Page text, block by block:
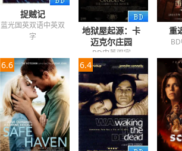
捉贼记
蓝光国英双语中英双
字
地狱屋起源：卡
迈克尔庄园
BD中英双字
重
6.6 6.4